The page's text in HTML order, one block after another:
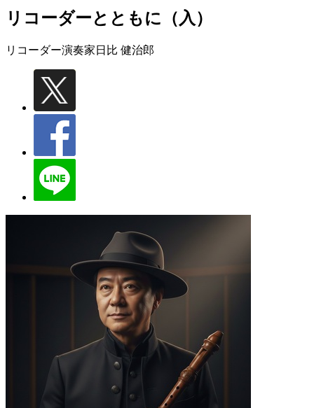
リコーダーとともに（入）
リコーダー演奏家 日比 健治郎